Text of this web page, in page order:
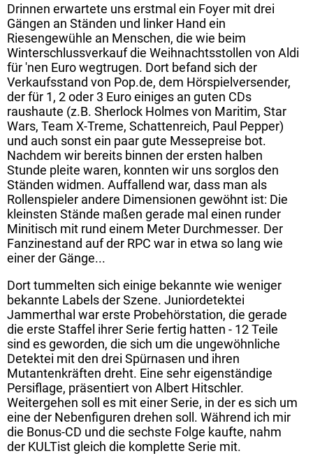
Drinnen erwartete uns erstmal ein Foyer mit drei
Gängen an Ständen und linker Hand ein
Riesengewühle an Menschen, die wie beim
Winterschlussverkauf die Weihnachtsstollen von Aldi
für 'nen Euro wegtrugen. Dort befand sich der
Verkaufsstand von Pop.de, dem Hörspielversender,
der für 1, 2 oder 3 Euro einiges an guten CDs
raushaute (z.B. Sherlock Holmes von Maritim, Star
Wars, Team X-Treme, Schattenreich, Paul Pepper)
und auch sonst ein paar gute Messepreise bot.
Nachdem wir bereits binnen der ersten halben
Stunde pleite waren, konnten wir uns sorglos den
Ständen widmen. Auffallend war, dass man als
Rollenspieler andere Dimensionen gewöhnt ist: Die
kleinsten Stände maßen gerade mal einen runder
Minitisch mit rund einem Meter Durchmesser. Der
Fanzinestand auf der RPC war in etwa so lang wie
einer der Gänge...
Dort tummelten sich einige bekannte wie weniger
bekannte Labels der Szene. Juniordetektei
Jammerthal war erste Probehörstation, die gerade
die erste Staffel ihrer Serie fertig hatten - 12 Teile
sind es geworden, die sich um die ungewöhnliche
Detektei mit den drei Spürnasen und ihren
Mutantenkräften dreht. Eine sehr eigenständige
Persiflage, präsentiert von Albert Hitschler.
Weitergehen soll es mit einer Serie, in der es sich um
eine der Nebenfiguren drehen soll. Während ich mir
die Bonus-CD und die sechste Folge kaufte, nahm
der KULTist gleich die komplette Serie mit.